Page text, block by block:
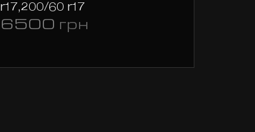
r17,200/60 r17
6500 грн